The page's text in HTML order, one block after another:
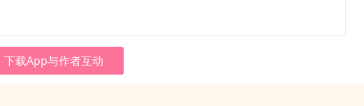
下载App与作者互动